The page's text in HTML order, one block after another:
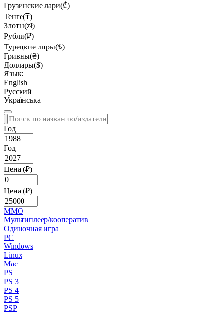
Грузинские лари(₾)
Тенге(₸)
Злоты(zł)
Рубли(₽)
Турецкие лиры(₺)
Гривны(₴)
Доллары($)
Язык:
English
Русский
Українська
Год
Год
Цена (₽)
Цена (₽)
MMO
Мультиплеер/кооператив
Одиночная игра
PC
Windows
Linux
Mac
PS
PS 3
PS 4
PS 5
PSP